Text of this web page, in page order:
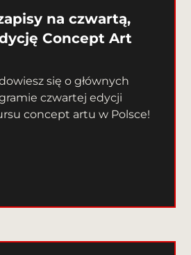
na czwartą,
Concept Art
się o głównych
czwartej edycji
concept artu w Polsce!